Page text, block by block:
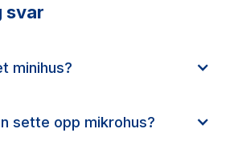
svar
minihus?
sette opp mikrohus?